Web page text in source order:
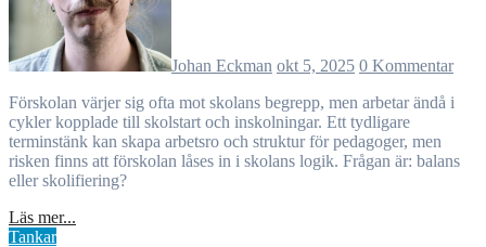
Johan Eckman okt 5, 2025 0 Kommentar
Förskolan värjer sig ofta mot skolans begrepp, men arbetar ändå i
cykler kopplade till skolstart och inskolningar. Ett tydligare
terminstänk kan skapa arbetsro och struktur för pedagoger, men
risken finns att förskolan låses in i skolans logik. Frågan är: balans
eller skolifiering?
Läs mer...
Tankar